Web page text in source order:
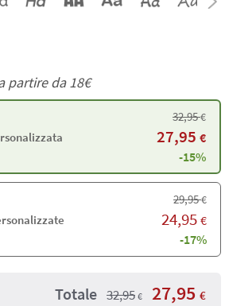
partire da18€
32,95€
27,95 €
-15%
29,95€
24,95 €
-17%
Totale 32,95 € 27,95 €